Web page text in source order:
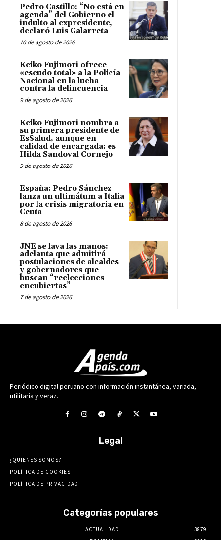
Pedro Castillo: “No está en
agenda” del Gobierno el
indulto al expresidente,
declaró Luis Galarreta
10 de agosto de 2026
Keiko Fujimori ofrece
«escudo total» a la Policía
Nacional en la lucha
contra la delincuencia
9 de agosto de 2026
Keiko Fujimori nombra a
su primera presidente de
EsSalud, aunque en
calidad de encargada: es
Hilda Sandoval Cornejo
9 de agosto de 2026
España: Pedro Sánchez
lanza un ultimátum a Italia
por la crisis migratoria en
Ceuta
8 de agosto de 2026
JNE se lava las manos:
adelanta que admitirá
postulaciones de alcaldes
y gobernadores que
buscan “reelecciones
encubiertas”
7 de agosto de 2026
Periódico digital peruano con información instantánea, variada,
utilitaria y veraz.
Legal
¿QUIENES SOMOS?
POLÍTICA DE COOKIES
POLÍTICA DE PRIVACIDAD
Categorías populares
ACTUALIDAD
3879